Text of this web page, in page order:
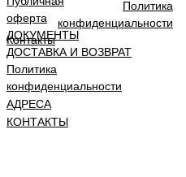
Политика
конфиденциальности
Контакты
оферта
ДОКУМЕНТЫ
ДОСТАВКА И ВОЗВРАТ
Политика
конфиденциальности
АДРЕСА
КОНТАКТЫ